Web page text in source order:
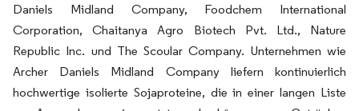
Daniels Midland Company, Foodchem International
Corporation, Chaitanya Agro Biotech Pvt. Ltd., Nature
Republic Inc. und The Scoular Company. Unternehmen wie
Archer Daniels Midland Company liefern kontinuierlich
hochwertige isolierte Sojaproteine, die in einer langen Liste